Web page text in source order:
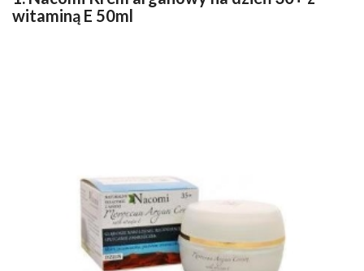
witaminą E 50ml